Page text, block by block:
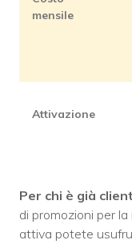
mensile
Attivazione
Per chi è già
di promozioni per
attiva potete